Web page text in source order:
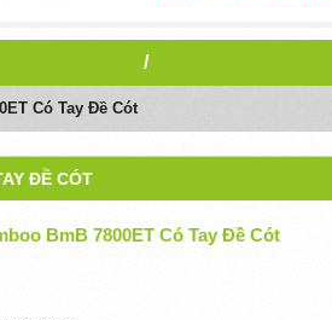
/
Có Tay Đề Cót
ĐỀ CÓT
BmB 7800ET Có Tay Đề Cót